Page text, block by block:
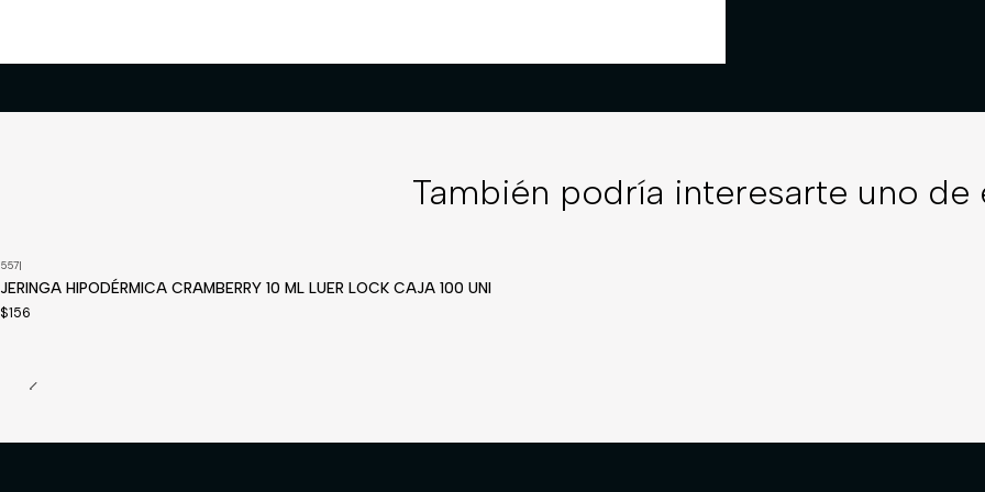
También podría interesarte uno de
Disponible a pedido
557|
JERINGA HIPODÉRMICA CRAMBERRY 10 ML LUER LOCK CAJA 100 UNI
$156